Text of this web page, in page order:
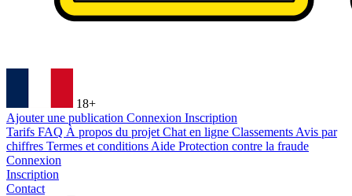
18+
Ajouter une publication Connexion Inscription
Tarifs FAQ À propos du projet Chat en ligne Classements Avis par
chiffres Termes et conditions Aide Protection contre la fraude
Connexion
Inscription
Contact